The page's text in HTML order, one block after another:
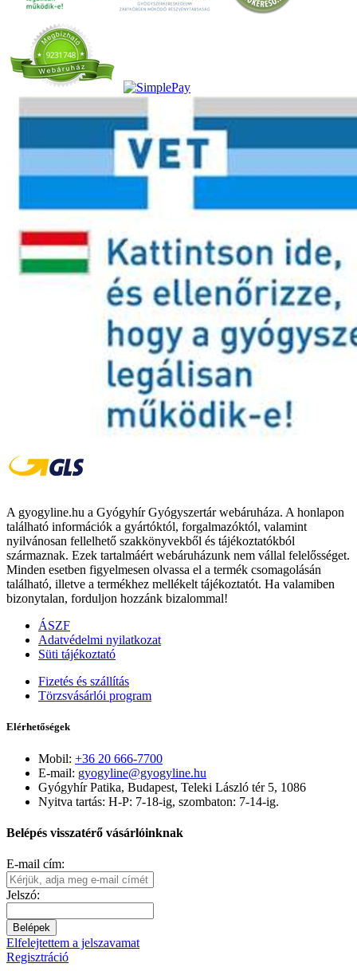
A gyogyline.hu a Gyógyhír Gyógyszertár webáruháza. A honlapon
található információk a gyártóktól, forgalmazóktól, valamint
nyilvánosan fellelhető szakkönyvekből és tájékoztatókból
származnak. Ezek tartalmáért webáruházunk nem vállal felelősséget.
Minden esetben figyelmesen olvassa el a termék csomagolásán
található, illetve a termékhez mellékelt tájékoztatót. Ha valamiben
bizonytalan, forduljon hozzánk bizalommal!
ÁSZF
Adatvédelmi nyilatkozat
Süti tájékoztató
Fizetés és szállítás
Törzsvásárlói program
Elérhetőségek
Mobil: +36 20 666-7700
E-mail: gyogyline@gyogyline.hu
Gyógyhír Patika, Budapest, Teleki László tér 5, 1086
Nyitva tartás: H-P: 7-18-ig, szombaton: 7-14-ig.
Belépés visszatérő vásárlóinknak
E-mail cím:
Jelszó:
Belépek
Elfelejtettem a jelszavamat
Regisztráció